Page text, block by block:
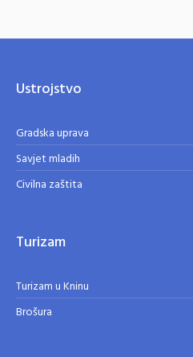
Ustrojstvo
Gradska uprava
Savjet mladih
Civilna zaštita
Turizam
Turizam u Kninu
Brošura